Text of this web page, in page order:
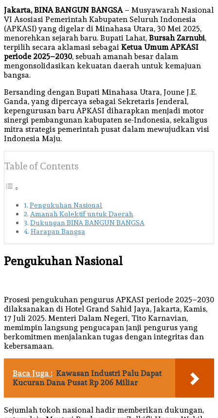
Share
Jakarta, BINA BANGUN BANGSA – Musyawarah Nasional
VI Asosiasi Pemerintah Kabupaten Seluruh Indonesia
(APKASI) yang digelar di Minahasa Utara, 30 Mei 2025,
menorehkan sejarah baru. Bupati Lahat, Bursah Zarnubi,
terpilih secara aklamasi sebagai Ketua Umum APKASI
periode 2025–2030, sebuah amanah besar dalam
mengonsolidasikan kekuatan daerah untuk kemajuan
bangsa.
Bersanding dengan Bupati Minahasa Utara, Joune J.E.
Ganda, yang dipercaya sebagai Sekretaris Jenderal,
kepengurusan baru APKASI diharapkan menjadi motor
sinergi pembangunan kabupaten se-Indonesia, sekaligus
mitra strategis pemerintah pusat dalam mewujudkan visi
Indonesia Maju.
Table of Contents
Pengukuhan Nasional
Amanah Kolektif untuk Daerah
Dukungan BINA BANGUN BANGSA
Harapan Bangsa
Pengukuhan Nasional
Prosesi pengukuhan pengurus APKASI periode 2025–2030
dilaksanakan di Hotel Grand Sahid Jaya, Jakarta, Kamis,
17 Juli 2025. Menteri Dalam Negeri, Tito Karnavian,
memimpin langsung pengucapan janji pengurus yang
berkomitmen menjalankan tugas dengan integritas dan
kebersamaan.
Baca Juga : Kawasan Industri Palu Dapat
Kucuran Dana Pusat Rp 206 Miliar
Sejumlah tokoh nasional hadir memberikan dukungan,